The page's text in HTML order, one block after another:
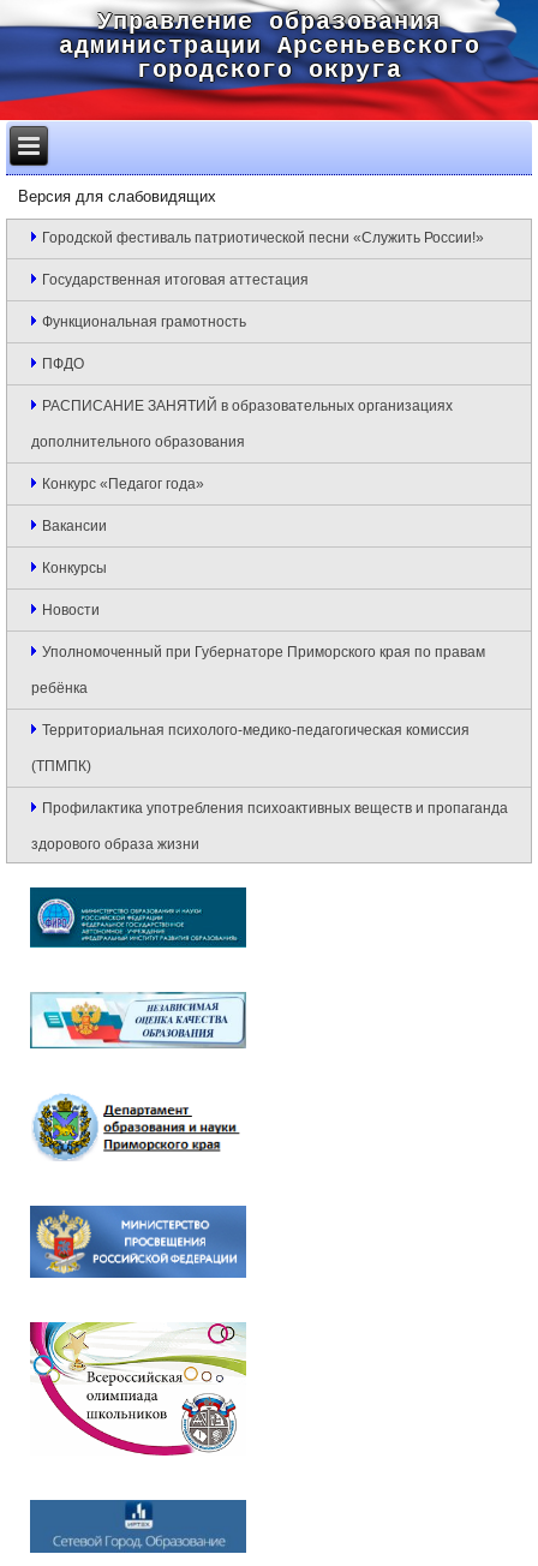
Управление образования
администрации Арсеньевского
городского округа
Версия для слабовидящих
Городской фестиваль патриотической песни «Служить России!»
Государственная итоговая аттестация
Функциональная грамотность
ПФДО
РАСПИСАНИЕ ЗАНЯТИЙ в образовательных организациях
дополнительного образования
Конкурс «Педагог года»
Вакансии
Конкурсы
Новости
Уполномоченный при Губернаторе Приморского края по правам
ребёнка
Территориальная психолого-медико-педагогическая комиссия
(ТПМПК)
Профилактика употребления психоактивных веществ и пропаганда
здорового образа жизни